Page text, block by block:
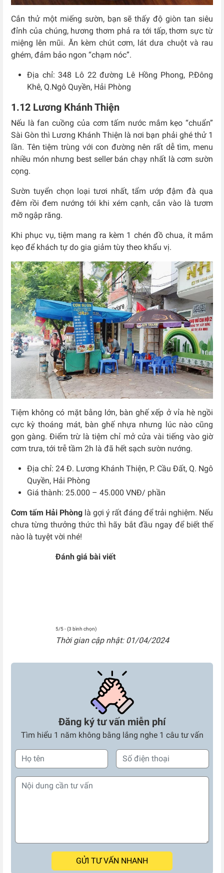
Cắn thử một miếng sườn, bạn sẽ thấy độ giòn tan siêu
đỉnh của chúng, hương thơm phả ra tới tấp, thơm sực từ
miệng lên mũi. Ăn kèm chút cơm, lát dưa chuột và rau
ghém, đảm bảo ngon “chạm nóc”.
Địa chỉ:348 Lô 22 đường Lê Hồng Phong, P.Đông
Khê, Q.Ngô Quyền, Hải Phòng
1.12 Lương Khánh Thiện
Nếu là fan cuồng của cơm tấm nước mắm kẹo “chuẩn”
Sài Gòn thì Lương Khánh Thiện là nơi bạn phải ghé thử 1
lần. Tên tiệm trùng với con đường nên rất dễ tìm, menu
nhiều món nhưng best seller bán chạy nhất là cơm sườn
cọng.
Sườn tuyển chọn loại tươi nhất, tẩm ướp đậm đà qua
đêm rồi đem nướng tới khi xém cạnh, cắn vào là tươm
mỡ ngập răng.
Khi phục vụ, tiệm mang ra kèm 1 chén đồ chua, ít mắm
kẹo để khách tự do gia giảm tùy theo khẩu vị.
Tiệm không có mặt bằng lớn, bàn ghế xếp ở vỉa hè ngồi
cực kỳ thoáng mát, bàn ghế nhựa nhưng lúc nào cũng
gọn gàng. Điểm trừ là tiệm chỉ mở cửa vài tiếng vào giờ
cơm trưa, tới trễ tầm 2h là đã hết sạch sườn nướng.
Địa chỉ: 24 Đ. Lương Khánh Thiện, P. Cầu Đất, Q. Ngô
Quyền, Hải Phòng
Giá thành: 25.000 – 45.000 VNĐ/ phần
Cơm tấm Hải Phòng là gợi ý rất đáng để trải nghiệm. Nếu
chưa từng thưởng thức thì hãy bắt đầu ngay để biết thế
nào là tuyệt vời nhé!
Đánh giá bài viết
5/5 - (3 bình chọn)
Thời gian cập nhật: 01/04/2024
Đăng ký tư vấn miễn phí
Tìm hiểu 1 năm không bằng lắng nghe 1 câu tư vấn
GỬI TƯ VẤN NHANH